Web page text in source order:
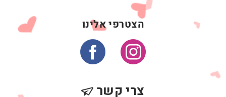
הצטרפי אלינו
צרי קשר